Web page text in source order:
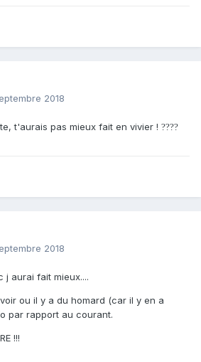
2018
t'aurais pas mieux fait en vivier ! ????
2018
j aurai fait mieux....
ou il y a du homard (car il y en a
par rapport au courant.
!!!